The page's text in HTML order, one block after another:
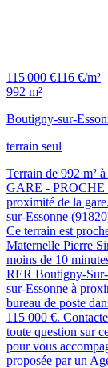
115 000 €116 €/m²
992 m²
Boutigny-sur-
terrain seul
Terrain de 992 m²
GARE - PROCHE
proximité de la
sur-Essonne
Ce terrain est
Maternelle Pierre
moins de 10
RER Boutigny-
sur-Essonne à
bureau de poste
115 000 €.
toute question sur
pour vous
proposée par un